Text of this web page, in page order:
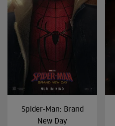
Spider-Man: Brand
New Day